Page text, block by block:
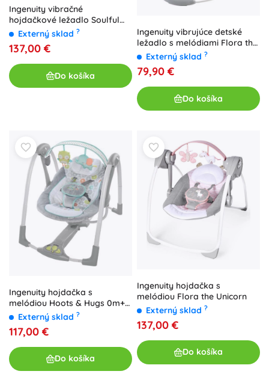
Ingenuity vibračné
hojdačkové ležadlo Soulful
Skies pre bábätká do 9 kg
Externý sklad ?
137,00 €
Do košíka
Ingenuity vibrujúce detské
ležadlo s melódiami Flora the
Unicorn
Externý sklad ?
79,90 €
Do košíka
Ingenuity hojdačka s
melódiou Hoots & Hugs 0m+
do 9 kg
Externý sklad ?
117,00 €
Do košíka
Ingenuity hojdačka s
melódiou Flora the Unicorn
Externý sklad ?
137,00 €
Do košíka